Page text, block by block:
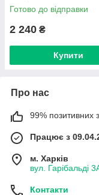
Готово до відправки
2 240 ₴
Купити
Про нас
99% позитивних з
Працює з
м. Харків
вул. Гарібальді
Контакти